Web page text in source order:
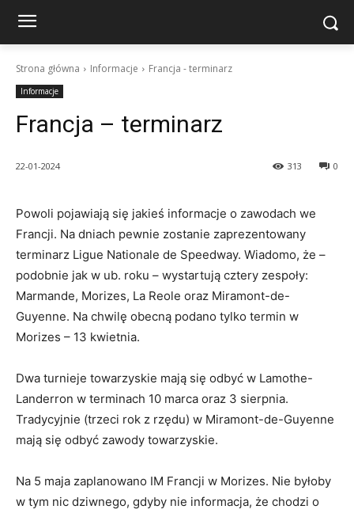
Strona główna Informacje Francja - terminarz
Informacje
Francja – terminarz
22-01-2024 0
313
Powoli pojawiają się jakieś informacje o zawodach we
Francji. Na dniach pewnie zostanie zaprezentowany
terminarz Ligue Nationale de Speedway. Wiadomo, że –
podobnie jak w ub. roku – wystartują cztery zespoły:
Marmande, Morizes, La Reole oraz Miramont-de-
Guyenne. Na chwilę obecną podano tylko termin w
Morizes – 13 kwietnia.
Dwa turnieje towarzyskie mają się odbyć w Lamothe-
Landerron w terminach 10 marca oraz 3 sierpnia.
Tradycyjnie (trzeci rok z rzędu) w Miramont-de-Guyenne
mają się odbyć zawody towarzyskie.
Na 5 maja zaplanowano IM Francji w Morizes. Nie byłoby
w tym nic dziwnego, gdyby nie informacja, że chodzi o